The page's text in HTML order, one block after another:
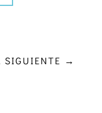
SIGUIENTE →